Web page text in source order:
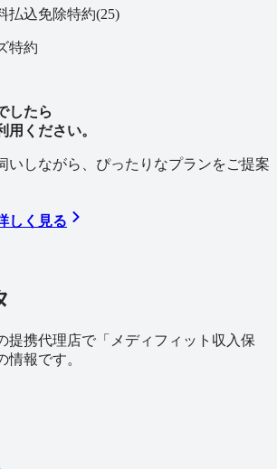
払込免除特約(25)
特約
したら
用ください。
いしながら、ぴったりなプランをご提案
しく見る
提携代理店で「 メディフィット収入保
情報です。